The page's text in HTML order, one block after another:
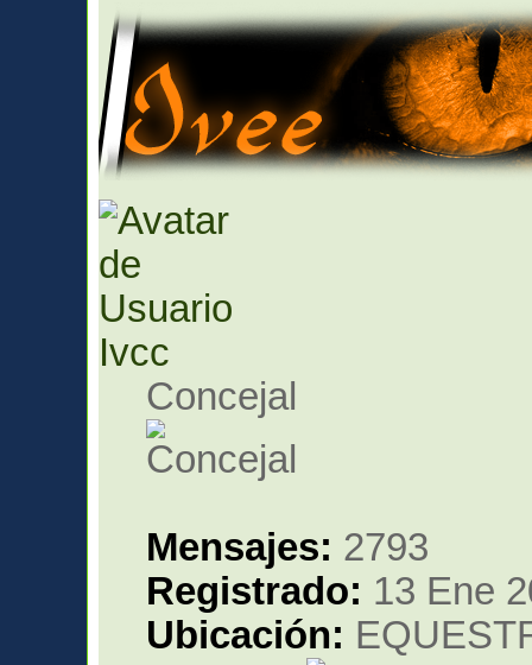
Ivcc
Concejal
Mensajes: 2793
Registrado: 13 Ene
Ubicación: